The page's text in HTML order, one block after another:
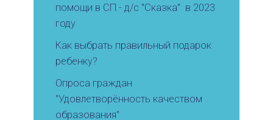
помощи в СП - д/с "Сказка" в 2023
году
Как выбрать правильный подарок
ребенку?
Опроса граждан
"Удовлетворённость качеством
образования"